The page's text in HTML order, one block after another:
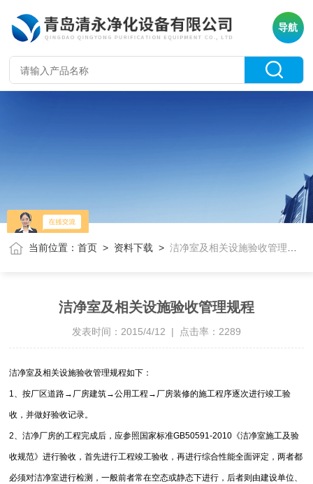
导航
当前位置：首页 > 资料下载 >洁净室及相关设施验收管理规程
洁净室及相关设施验收管理规程
发表时间：2015/4/12 | 点击率：2289
洁净室及相关设施验收管理规程如下：
1、按厂区道路→厂房建筑→公用工程→厂房装修的施工程序逐次进行竣工验
收，并做好验收记录。
2、洁净厂房的工程完成后，应参照国家标准GB50591-2010《洁净室施工及验
收规范》进行验收，首先进行工程竣工验收，再进行综合性能全面评定，两者都
必须对洁净室进行检测，一般前者常在空态或静态下进行，后者则由建设单位、